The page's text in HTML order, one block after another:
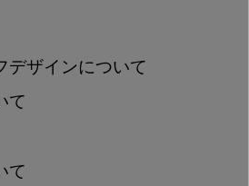
デザインについて
て
て